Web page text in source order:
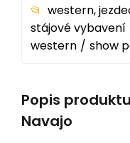
western,
stájové vybavení
western
show
Popis
Navajo